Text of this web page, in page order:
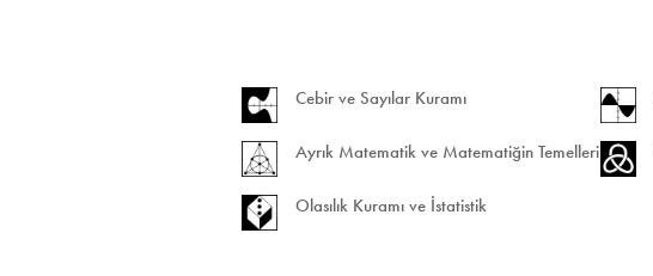
Cebir ve Sayılar Kuramı
Ayrık Matematik ve Matematiğin Temelleri
Olasılık Kuramı ve İstatistik